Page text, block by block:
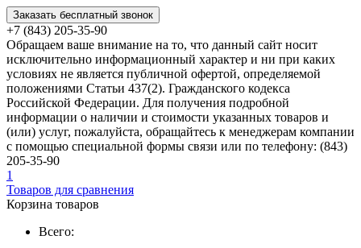
Заказать бесплатный звонок
+7 (843) 205-35-90
Обращаем ваше внимание на то, что данный сайт носит
исключительно информационный характер и ни при каких
условиях не является публичной офертой, определяемой
положениями Статьи 437(2). Гражданского кодекса
Российской Федерации. Для получения подробной
информации о наличии и стоимости указанных товаров и
(или) услуг, пожалуйста, обращайтесь к менеджерам компании
с помощью специальной формы связи или по телефону: (843)
205-35-90
1
Товаров для сравнения
Корзина товаров
Всего: